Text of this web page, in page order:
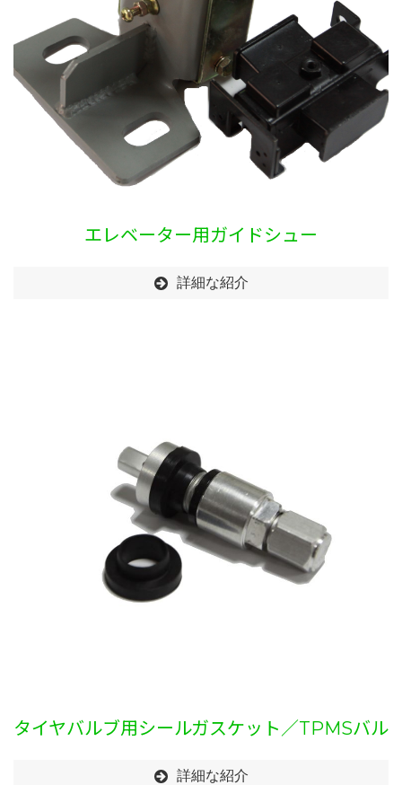
エレベーター用ガイドシュー
詳細な紹介
タイヤバルブ用シールガスケット／TPMSバル
詳細な紹介